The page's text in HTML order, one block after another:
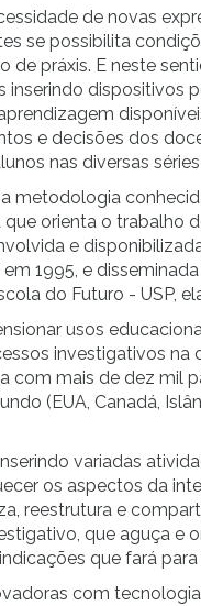
de novas
se possibilita
de práxis. E neste
inserindo dispositivos
e decisões dos
nas diversas séries
metodologia
orienta o trabalho
e
1995, e
do Futuro - USP,
usos
investigativos na
com mais de dez mil
(EUA, Canadá,
variadas
os aspectos da
reestrutura e
que aguça e
que fará para
com